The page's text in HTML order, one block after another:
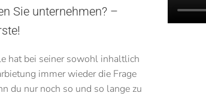
Sie unternehmen? –
hat bei seiner sowohl inhaltlich
immer wieder die Frage
du nur noch so und so lange zu